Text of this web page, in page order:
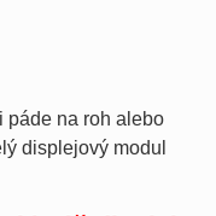
páde na roh alebo
displejový modul